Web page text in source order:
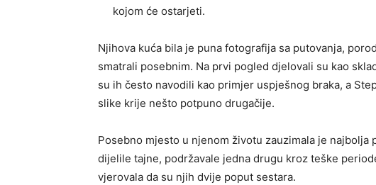
kojom će ostarjeti.
Njihova kuća bila je puna fotografija sa putovanja,
smatrali posebnim. Na prvi pogled djelovali su kao
su ih često navodili kao primjer uspješnog braka, a
slike krije nešto potpuno drugačije.
Posebno mjesto u njenom životu zauzimala je najbolja
dijelile tajne, podržavale jedna drugu kroz teške
vjerovala da su njih dvije poput sestara.